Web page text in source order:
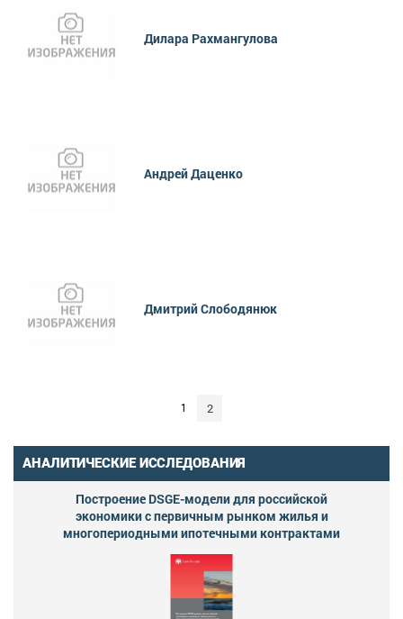
Дилара Рахмангулова
Андрей Даценко
Дмитрий Слободянюк
1 2
АНАЛИТИЧЕСКИЕ ИССЛЕДОВАНИЯ
Построение DSGE-модели для российской
экономики с первичным рынком жилья и
многопериодными ипотечными контрактами